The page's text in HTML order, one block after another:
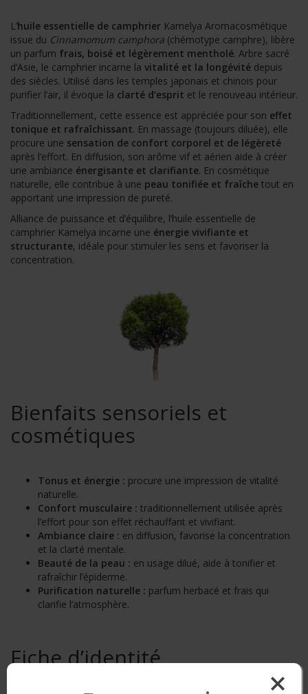
L’huile essentielle de camphrier Kamelya Aromacosmétique
issue du Cinnamomum camphora (chémotype camphre), libère
un parfum frais, boisé et légèrement mentholé. Arbre sacré
d’Asie, le camphrier incarne la vitalité et la longévité depuis
des siècles. Utilisé dans les temples japonais et chinois pour
purifier l’air, il évoque la clarté d’esprit et le renouveau intérieur.
Traditionnellement, cette essence est appréciée pour son effet
tonique et rafraîchissant. En massage (toujours diluée), elle
procure une sensation de confort corporel et de légèreté
après l’effort. En diffusion, son arôme vif et aérien aide à créer
une ambiance énergisante et clarifiante. En cosmétique
naturelle, elle contribue à une peau tonifiée et fraîche tout en
apportant une impression de pureté.
Alliance de puissance et d’équilibre, l’huile essentielle de
camphrier Kamelya incarne une énergie vivifiante et
structurante, idéale pour stimuler les sens et favoriser la
concentration.
Bienfaits sensoriels et
cosmétiques
Tonus et énergie : procure une impression de vitalité
naturelle.
Confort musculaire : traditionnellement utilisée après
l’effort pour son effet réchauffant et vivifiant.
Ambiance claire : en diffusion, favorise la concentration
et la clarté mentale.
Beauté de la peau : en usage dilué, aide à tonifier et
rafraîchir l’épiderme.
Purification naturelle : parfum herbacé et frais qui
clarifie l’atmosphère.
Fiche d’identité